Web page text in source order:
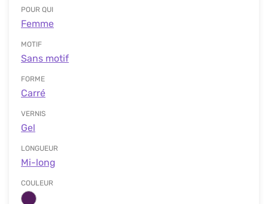
POUR QUI
Femme
MOTIF
Sans motif
FORME
Carré
VERNIS
Gel
LONGUEUR
Mi-long
COULEUR